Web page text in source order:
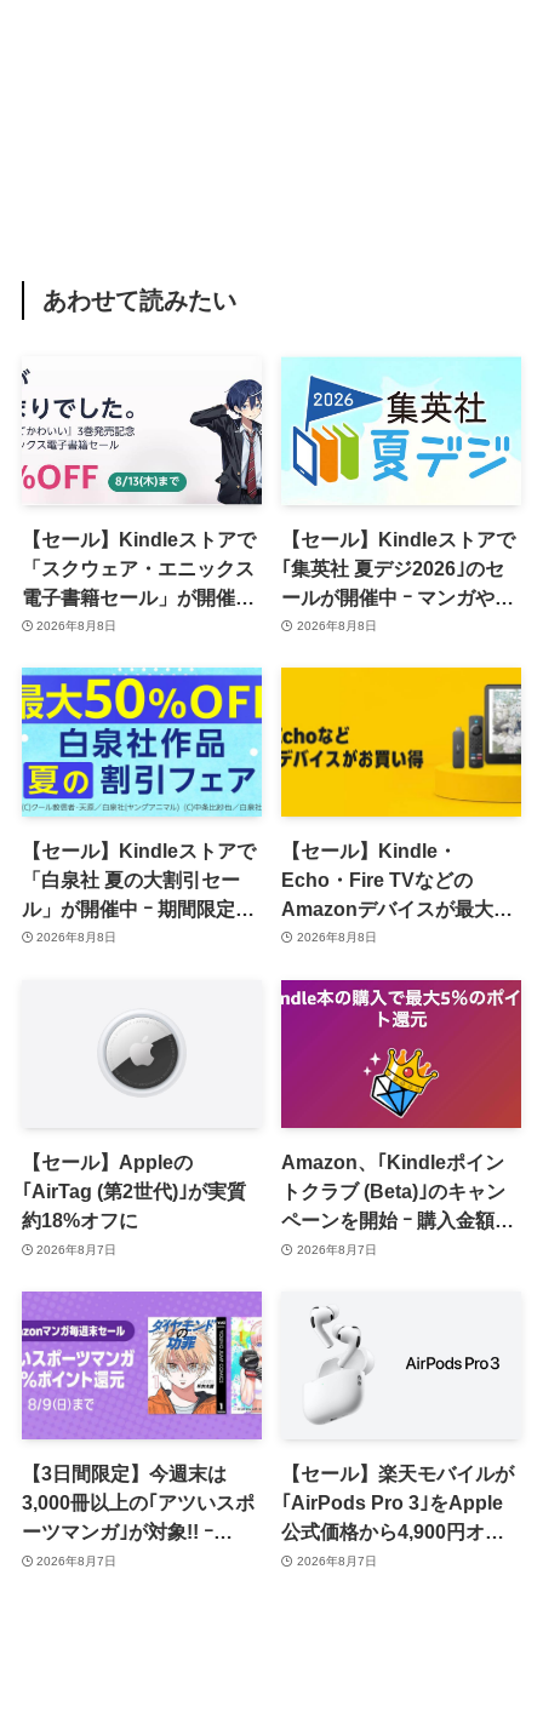
あわせて読みたい
【セール】Kindleストアで
「スクウェア・エニックス
電子書籍セール」が開催中
ｰ コミックやゲーム関連書
2026年8月8日
【セール】Kindleストアで
｢集英社 夏デジ2026｣のセ
ールが開催中 ｰ マンガや写
真集など1,000冊以上が
2026年8月8日
【セール】Kindleストアで
「白泉社 夏の大割引セー
ル」が開催中 ｰ 期間限定
70％オフや全巻50％オフな
2026年8月8日
【セール】Kindle・
Echo・Fire TVなどの
Amazonデバイスが最大
31%オフに
2026年8月8日
【セール】Appleの
｢AirTag (第2世代)｣が実質
約18%オフに
2026年8月7日
Amazon、｢Kindleポイン
トクラブ (Beta)｣のキャン
ペーンを開始 ｰ 購入金額に
応じて来月のポイント還元
2026年8月7日
【3日間限定】今週末は
3,000冊以上の｢アツいスポ
ーツマンガ｣が対象!! ｰ
｢Amazonマンガ毎週末セ
2026年8月7日
【セール】楽天モバイルが
｢AirPods Pro 3｣をApple
公式価格から4,900円オフ
で販売中
2026年8月7日